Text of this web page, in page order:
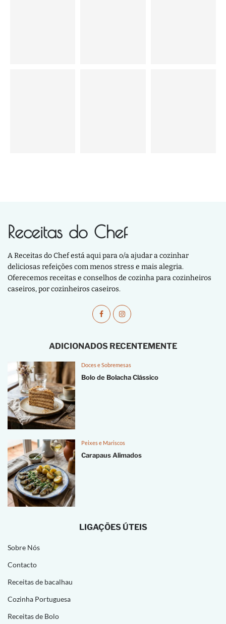
Receitas do Chef
A Receitas do Chef está aqui para o/a ajudar a cozinhar
deliciosas refeições com menos stress e mais alegria.
Oferecemos receitas e conselhos de cozinha para cozinheiros
caseiros, por cozinheiros caseiros.
ADICIONADOS RECENTEMENTE
Doces e Sobremesas
Bolo de Bolacha Clássico
Peixes e Mariscos
Carapaus Alimados
LIGAÇÕES ÚTEIS
Sobre Nós
Contacto
Receitas de bacalhau
Cozinha Portuguesa
Receitas de Bolo